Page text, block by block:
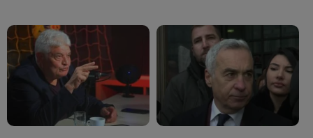
copiii din curtea școlii
care fac bullying